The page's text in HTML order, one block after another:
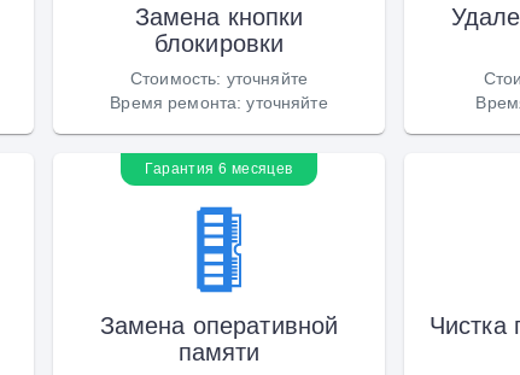
Замена кнопки
блокировки
Стоимость: уточняйте
Время ремонта:уточняйте
Гарантия 6 месяцев
Замена оперативной
памяти
Чистка